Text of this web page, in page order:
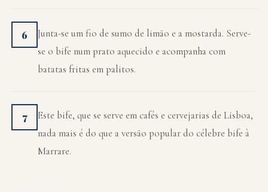
6
Junta-se um fio de sumo de limão e a mostarda. Serve-
se o bife num prato aquecido e acompanha com
batatas fritas em palitos.
7
Este bife, que se serve em cafés e cervejarias de Lisboa,
nada mais é do que a versão popular do célebre bife à
Marrare.